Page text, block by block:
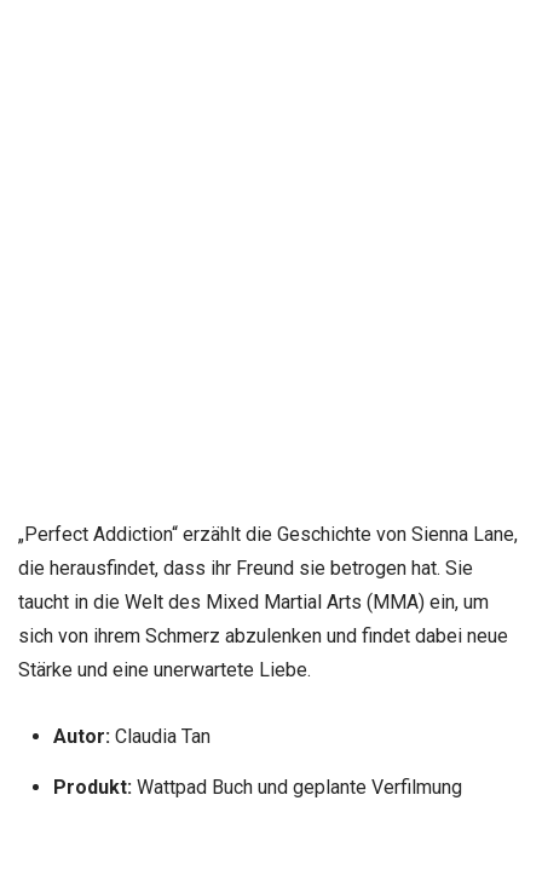
„Perfect Addiction“ erzählt die Geschichte von Sienna Lane,
die herausfindet, dass ihr Freund sie betrogen hat. Sie
taucht in die Welt des Mixed Martial Arts (MMA) ein, um
sich von ihrem Schmerz abzulenken und findet dabei neue
Stärke und eine unerwartete Liebe.
Autor:Claudia Tan
Produkt:Wattpad Buch und geplante Verfilmung